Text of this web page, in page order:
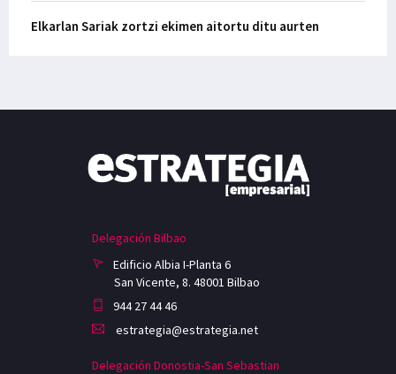
Elkarlan Sariak zortzi ekimen aitortu ditu aurten
Delegación Bilbao
Edificio Albia I-Planta 6
San Vicente, 8. 48001 Bilbao
944 27 44 46
estrategia@estrategia.net
Delegación Donostia-San Sebastian